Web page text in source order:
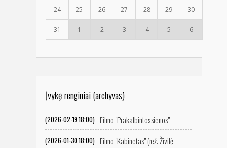
24 25 26 27 28 29 30
31 1 2 3 4 5 6
Įvykę renginiai (archyvas)
(2026-02-19 18:00) Filmo "Prakalbintos sienos"
(2026-01-30 18:00) Filmo "Kabinetas" (rež. Živilė